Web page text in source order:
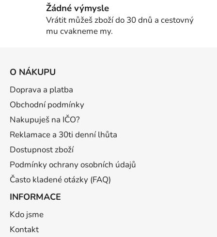
Žádné výmysle
Vrátit můžeš zboží do 30 dnů a cestovný
mu cvakneme my.
O NÁKUPU
Doprava a platba
Obchodní podmínky
Nakupuješ na IČO?
Reklamace a 30ti denní lhůta
Dostupnost zboží
Podmínky ochrany osobních údajů
Často kladené otázky (FAQ)
INFORMACE
Kdo jsme
Kontakt